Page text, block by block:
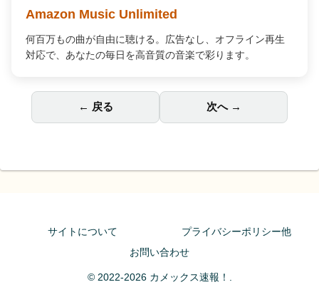
Amazon Music Unlimited
何百万もの曲が自由に聴ける。広告なし、オフライン再生
対応で、あなたの毎日を高音質の音楽で彩ります。
← 戻る 次へ →
サイトについて
プライバシーポリシー他
お問い合わせ
© 2022-2026 カメックス速報！.